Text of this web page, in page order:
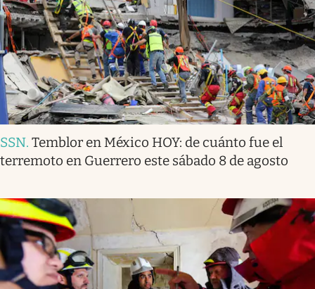
SSN. Temblor en México HOY: de cuánto fue el
terremoto en Guerrero este sábado 8 de agosto